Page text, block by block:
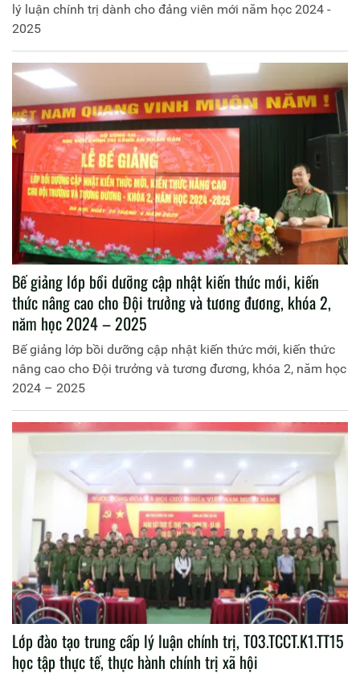
lý luận chính trị dành cho đảng viên mới năm học 2024 -
2025
Bế giảng lớp bồi dưỡng cập nhật kiến thức mới, kiến
thức nâng cao cho Đội trưởng và tương đương, khóa 2,
năm học 2024 – 2025
Bế giảng lớp bồi dưỡng cập nhật kiến thức mới, kiến thức
nâng cao cho Đội trưởng và tương đương, khóa 2, năm học
2024 – 2025
Lớp đào tạo trung cấp lý luận chính trị, T03.TCCT.K1.TT15
học tập thực tế, thực hành chính trị xã hội